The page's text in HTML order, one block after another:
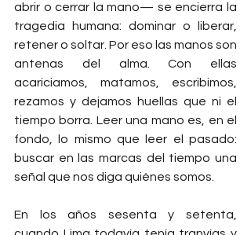
abrir o cerrar la mano— se encierra la
tragedia humana: dominar o liberar,
retener o soltar. Por eso las manos son
antenas del alma. Con ellas
acariciamos, matamos, escribimos,
rezamos y dejamos huellas que ni el
tiempo borra. Leer una mano es, en el
fondo, lo mismo que leer el pasado:
buscar en las marcas del tiempo una
señal que nos diga quiénes somos.
En los años sesenta y setenta,